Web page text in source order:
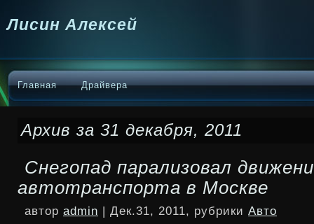
Лисин Алексей
Главная Драйвера
Архив за 31 декабря, 2011
Снегопад парализовал
автотранспорта в Москве
автор admin | Дек.31, 2011, рубрики Авто